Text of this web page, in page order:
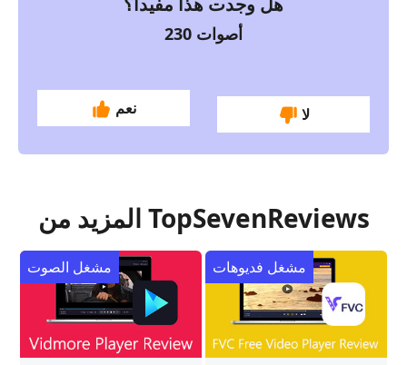
230 أصوات
نعم لا
المزيد من TopSevenReviews
مشغل الصوت مشغل فديوهات